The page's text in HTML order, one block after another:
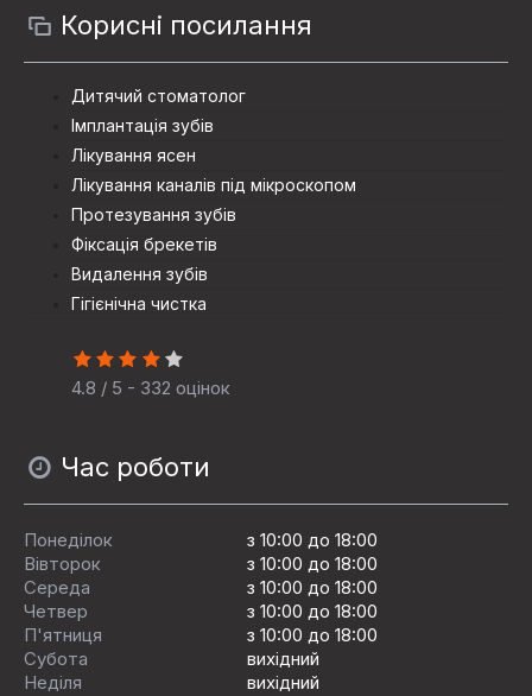
Корисні посилання
Дитячий стоматолог
Імплантація зубів
Лікування ясен
Лікування каналів під мікроскопом
Протезування зубiв
Фіксація брекетів
Видалення зубів
Гігієнічна чистка
4.8 / 5 - 332 оцінок
Час роботи
Понеділок
з 10:00 до 18:00
Вівторок
з 10:00 до 18:00
Середа
з 10:00 до 18:00
Четвер
з 10:00 до 18:00
П'ятниця
з 10:00 до 18:00
Субота
вихідний
Неділя
вихідний